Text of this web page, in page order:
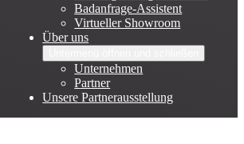
Badanfrage-Assistent
Virtueller Showroom
Über uns
Unternehmen
Partner
Unsere Partnerausstellung